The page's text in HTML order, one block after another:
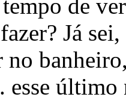
de
Já
no
último